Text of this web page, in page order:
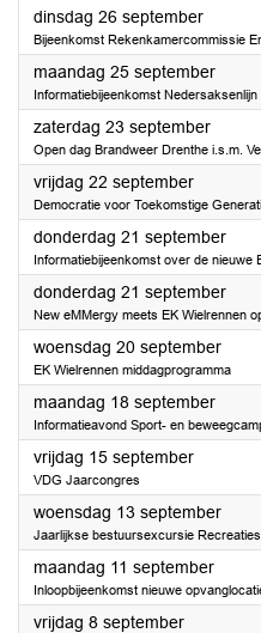
dinsdag 26 september2023
Bijeenkomst Rekenkamercommissie
maandag 25 september2023
Informatiebijeenkomst Nedersaksenlijn
zaterdag 23 september2023
Open dag Brandweer Drenthe i.s.m.
vrijdag 22 september2023
Democratie voor Toekomstige
donderdag 21 september2023
Informatiebijeenkomst over de nieuwe
donderdag 21 september2023
New eMMergy meets EK Wielrennen
woensdag 20 september2023
EK Wielrennen middagprogramma
maandag 18 september2023
Informatieavond Sport- en
vrijdag 15 september2023
VDG Jaarcongres
woensdag 13 september2023
Jaarlijkse bestuursexcursie
maandag 11 september2023
Inloopbijeenkomst nieuwe
vrijdag 8 september2023